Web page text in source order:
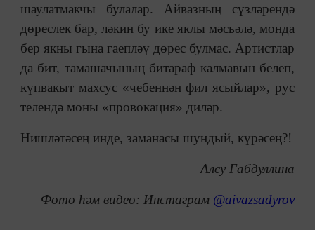
шаулатмакчы булалар. Айвазның сүзләрендә
дөреслек бар, ләкин бу ике яклы мәсьәлә, монда
бер якны гына гаепләү дөрес булмас. Артистлар
да бит, тамашачының битараф калмавын белеп,
күпвакыт махсус «чебеннән фил ясыйлар», рус
телендә моны «провокация» диләр.
Нишләтәсең инде, заманасы шундый, күрәсең?!
Алсу Габдуллина
Фото һәм видео: Инстаграм @aivazsadyrov